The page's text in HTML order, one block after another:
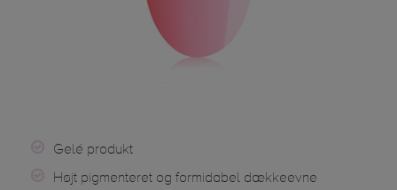
Gelé produkt
Højt pigmenteret og formidabel dækkeevne